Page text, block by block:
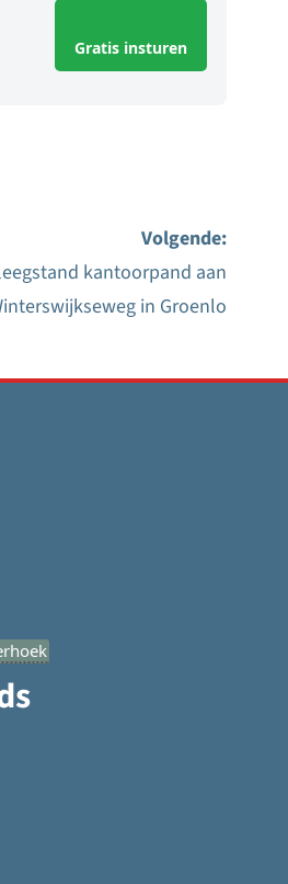
Gratis insturen
Volgende:
kantoorpand aan
in Groenlo